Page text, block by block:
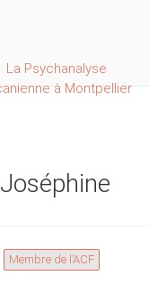
La Psychanalyse
à Montpellier
Membre de l’ACF